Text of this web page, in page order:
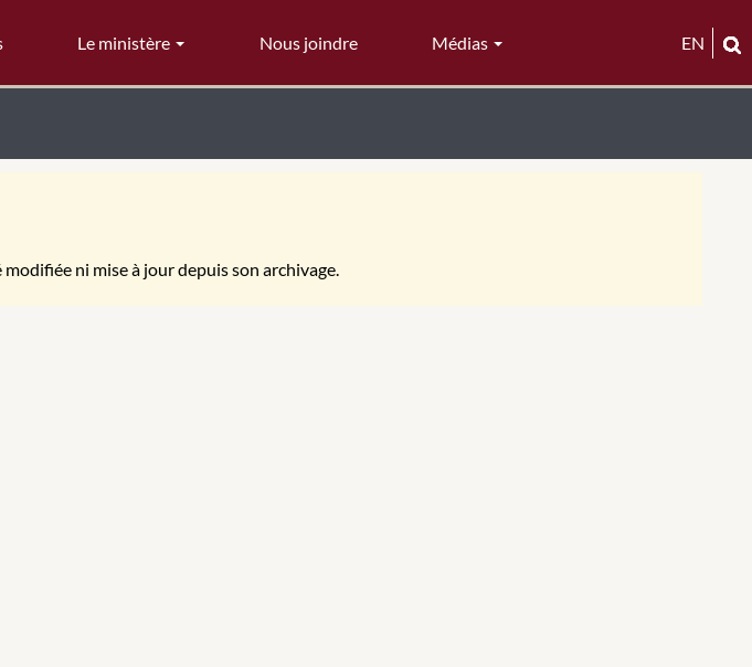
Le ministère Nous joindre Médias EN
ni mise à jour depuis son archivage.